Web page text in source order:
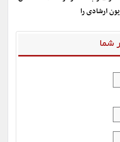
ارشادی را
شما